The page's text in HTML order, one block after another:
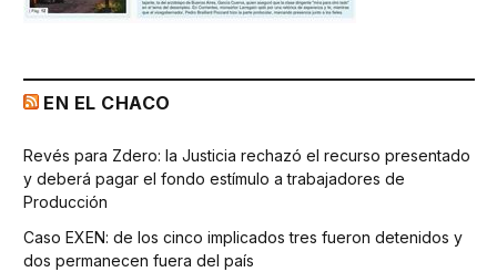
EN EL CHACO
Revés para Zdero: la Justicia rechazó el recurso presentado
y deberá pagar el fondo estímulo a trabajadores de
Producción
Caso EXEN: de los cinco implicados tres fueron detenidos y
dos permanecen fuera del país